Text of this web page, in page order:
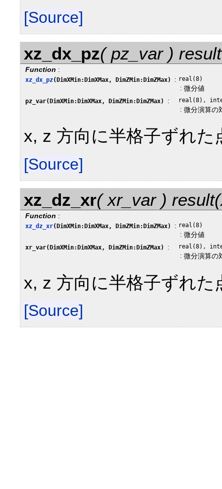
[Source]
xz_dx_pz( pz_var )
Function :
xz_dx_pz(DimXMin:DimXMax, DimZMin:DimZMax) : real(8)
: 微分値
pz_var(DimXMin:DimXMax, DimZMin:DimZMax) : real(8),
: 微分演算の
x, z 方向に半格子ずれ
[Source]
xz_dz_xr( xr_var )
Function :
xz_dz_xr(DimXMin:DimXMax, DimZMin:DimZMax) : real(8)
: 微分値
xr_var(DimXMin:DimXMax, DimZMin:DimZMax) : real(8),
: 微分演算の
x, z 方向に半格子ずれ
[Source]